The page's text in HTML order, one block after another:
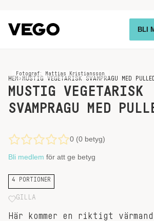
BLI
HEM › MUSTIG VEGETARISK SVAMPRAGU MED
Fotograf: Mattias Kristiansson
MUSTIG VEGETARISK
SVAMPRAGU MED
0 (0 betyg)
Bli medlem för att ge betyg
4 PORTIONER
GILLA
Här kommer en riktigt